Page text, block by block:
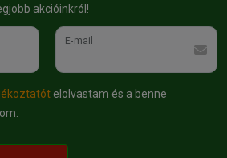
akcióinkról!
E-mail
elolvastam és a benne